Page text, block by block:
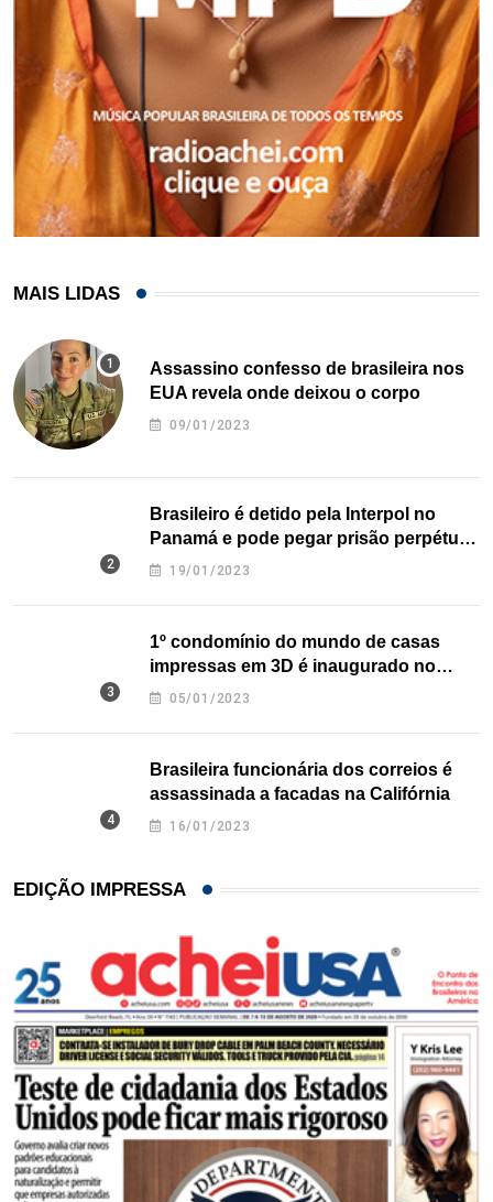
MAIS LIDAS
Assassino confesso de brasileira nos
EUA revela onde deixou o corpo
09/01/2023
Brasileiro é detido pela Interpol no
Panamá e pode pegar prisão perpétua
nos EUA
19/01/2023
1º condomínio do mundo de casas
impressas em 3D é inaugurado no
Texas
05/01/2023
Brasileira funcionária dos correios é
assassinada a facadas na Califórnia
16/01/2023
EDIÇÃO IMPRESSA